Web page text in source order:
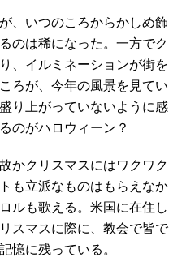
、いつのころからかしめ飾
のは稀になった。一方でク
、イルミネーションが街を
ろが、今年の風景を見てい
り上がっていないように感
のがハロウィーン？
かクリスマスにはワクワク
も立派なものはもらえなか
ルも歌える。米国に在住し
スマスに際に、教会で皆で
憶に残っている。